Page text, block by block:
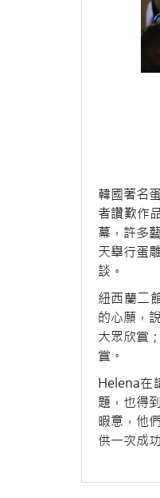
韓國著名
者讚歎作
幕，許多
天舉行蛋
談。
紐西蘭二
的心願，
大眾欣賞
賞。
Helena在
題，也得
暇意，他
供一次成